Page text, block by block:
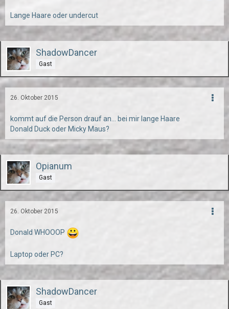
Lange Haare oder undercut
ShadowDancer
Gast
26. Oktober 2015
kommt auf die Person drauf an... bei mir lange Haare
Donald Duck oder Micky Maus?
Opianum
Gast
26. Oktober 2015
Donald WHOOOP
Laptop oder PC?
ShadowDancer
Gast